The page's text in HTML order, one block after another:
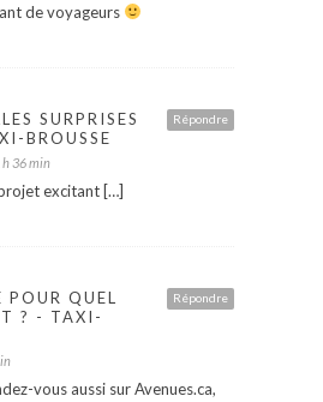
de voyageurs
Répondre
SURPRISES
BROUSSE
h 36 min
excitant […]
Répondre
POUR QUEL
? - TAXI-
vous aussi sur Avenues.ca,